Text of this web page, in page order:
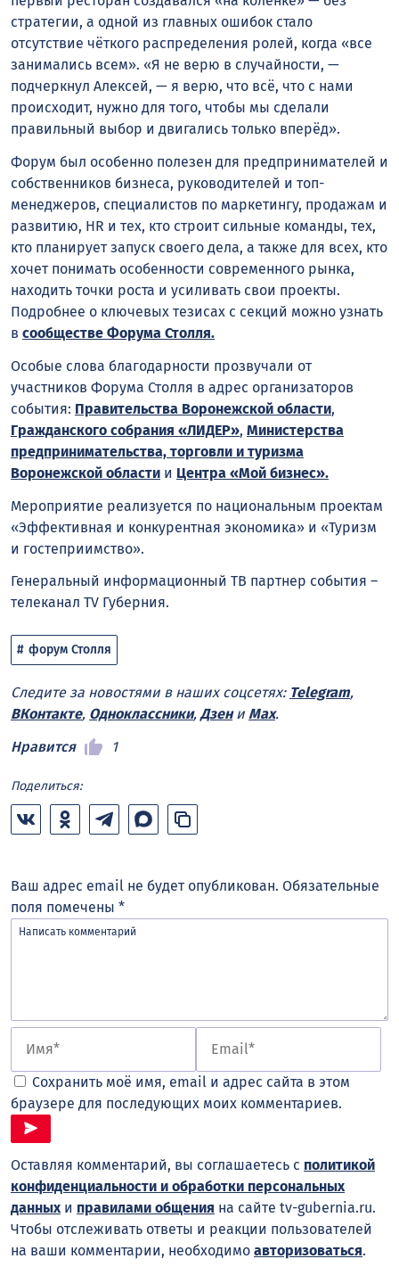
стратегии, а одной из главных ошибок стало
отсутствие чёткого распределения ролей, когда «все
занимались всем». «Я не верю в случайности, —
подчеркнул Алексей, — я верю, что всё, что с нами
происходит, нужно для того, чтобы мы сделали
правильный выбор и двигались только вперёд».
Форум был особенно полезен для предпринимателей и
собственников бизнеса, руководителей и топ-
менеджеров, специалистов по маркетингу, продажам и
развитию, HR и тех, кто строит сильные команды, тех,
кто планирует запуск своего дела, а также для всех, кто
хочет понимать особенности современного рынка,
находить точки роста и усиливать свои проекты.
Подробнее о ключевых тезисах с секций можно узнать
в сообществе Форума Столля.
Особые слова благодарности прозвучали от
участников Форума Столля в адрес организаторов
события: Правительства Воронежской области,
Гражданского собрания «ЛИДЕР», Министерства
предпринимательства, торговли и туризма
Воронежской области и Центра «Мой бизнес».
Мероприятие реализуется по национальным проектам
«Эффективная и конкурентная экономика» и «Туризм
и гостеприимство».
Генеральный информационный ТВ партнер события –
телеканал TV Губерния.
форум Столля
Следите за новостями в наших соцсетях: Telegram,
ВКонтакте, Одноклассники, Дзени Max.
Нравится
1
Поделиться:
Ваш адрес email не будет опубликован. Обязательные
поля помечены *
Сохранить моё имя, email и адрес сайта в этом
браузере для последующих моих комментариев.
Оставляя комментарий, вы соглашаетесь с политикой
конфиденциальности и обработки персональных
данных и правилами общения на сайте tv-gubernia.ru.
Чтобы отслеживать ответы и реакции пользователей
на ваши комментарии, необходимо авторизоваться.